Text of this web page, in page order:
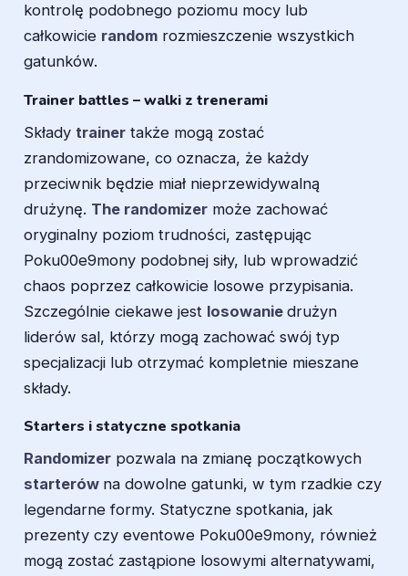
kontrolę podobnego poziomu mocy lub
całkowicie random rozmieszczenie wszystkich
gatunków.
Trainer battles – walki z trenerami
Składy trainer także mogą zostać
zrandomizowane, co oznacza, że każdy
przeciwnik będzie miał nieprzewidywalną
drużynę. The randomizer może zachować
oryginalny poziom trudności, zastępując
Poku00e9mony podobnej siły, lub wprowadzić
chaos poprzez całkowicie losowe przypisania.
Szczególnie ciekawe jest losowanie drużyn
liderów sal, którzy mogą zachować swój typ
specjalizacji lub otrzymać kompletnie mieszane
składy.
Starters i statyczne spotkania
Randomizer pozwala na zmianę początkowych
starterów na dowolne gatunki, w tym rzadkie czy
legendarne formy. Statyczne spotkania, jak
prezenty czy eventowe Poku00e9mony, również
mogą zostać zastąpione losowymi alternatywami,